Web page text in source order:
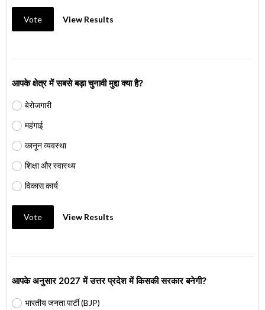
Vote View Results
आपके क्षेत्र में सबसे बड़ा चुनावी मुद्दा क्या है?
बेरोजगारी
महंगाई
कानून व्यवस्था
शिक्षा और स्वास्थ्य
विकास कार्य
Vote View Results
आपके अनुसार 2027 में उत्तर प्रदेश में किसकी सरकार बनेगी?
भारतीय जनता पार्टी (BJP)